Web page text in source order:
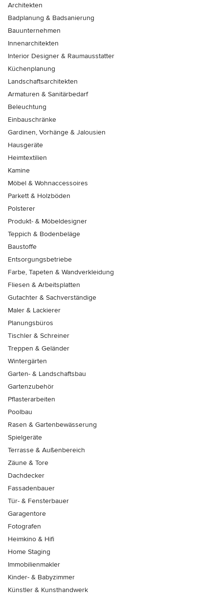
Architekten
Badplanung & Badsanierung
Bauunternehmen
Innenarchitekten
Interior Designer & Raumausstatter
Küchenplanung
Landschaftsarchitekten
Armaturen & Sanitärbedarf
Beleuchtung
Einbauschränke
Gardinen, Vorhänge & Jalousien
Hausgeräte
Heimtextilien
Kamine
Möbel & Wohnaccessoires
Parkett & Holzböden
Polsterer
Produkt- & Möbeldesigner
Teppich & Bodenbeläge
Baustoffe
Entsorgungsbetriebe
Farbe, Tapeten & Wandverkleidung
Fliesen & Arbeitsplatten
Gutachter & Sachverständige
Maler & Lackierer
Planungsbüros
Tischler & Schreiner
Treppen & Geländer
Wintergärten
Garten- & Landschaftsbau
Gartenzubehör
Pflasterarbeiten
Poolbau
Rasen & Gartenbewässerung
Spielgeräte
Terrasse & Außenbereich
Zäune & Tore
Dachdecker
Fassadenbauer
Tür- & Fensterbauer
Garagentore
Fotografen
Heimkino & Hifi
Home Staging
Immobilienmakler
Kinder- & Babyzimmer
Künstler & Kunsthandwerk